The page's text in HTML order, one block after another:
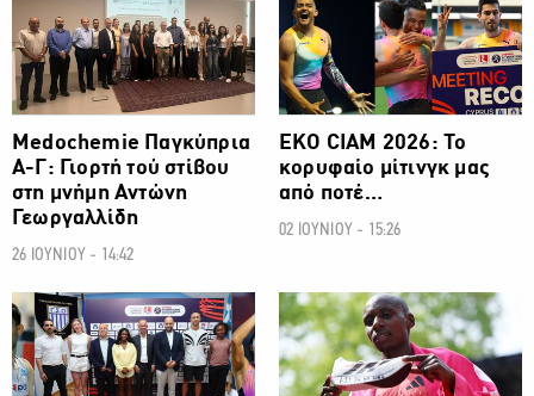
Medochemie Παγκύπρια
Α-Γ: Γιορτή τού στίβου
στη μνήμη Αντώνη
Γεωργαλλίδη
26 ΙΟΥΝΙΟΥ - 14:42
ΕΚΟ CIAM 2026: Το
κορυφαίο μίτινγκ μας
από ποτέ…
02 ΙΟΥΝΙΟΥ - 15:26
ΑΛΛΑ ΣΠΟΡ ΑΛΛΑ ΣΠΟΡ